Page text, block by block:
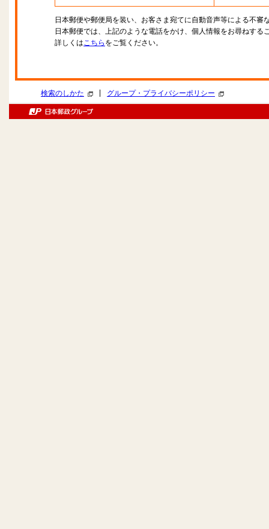
日本郵便や郵便局を装い、お客さま宛てに自動音声等による不審
日本郵便では、上記のような電話をかけ、個人情報をお尋ねする
詳しくはこちら をご覧ください。
検索のしかた グループ・プライバシーポリシー